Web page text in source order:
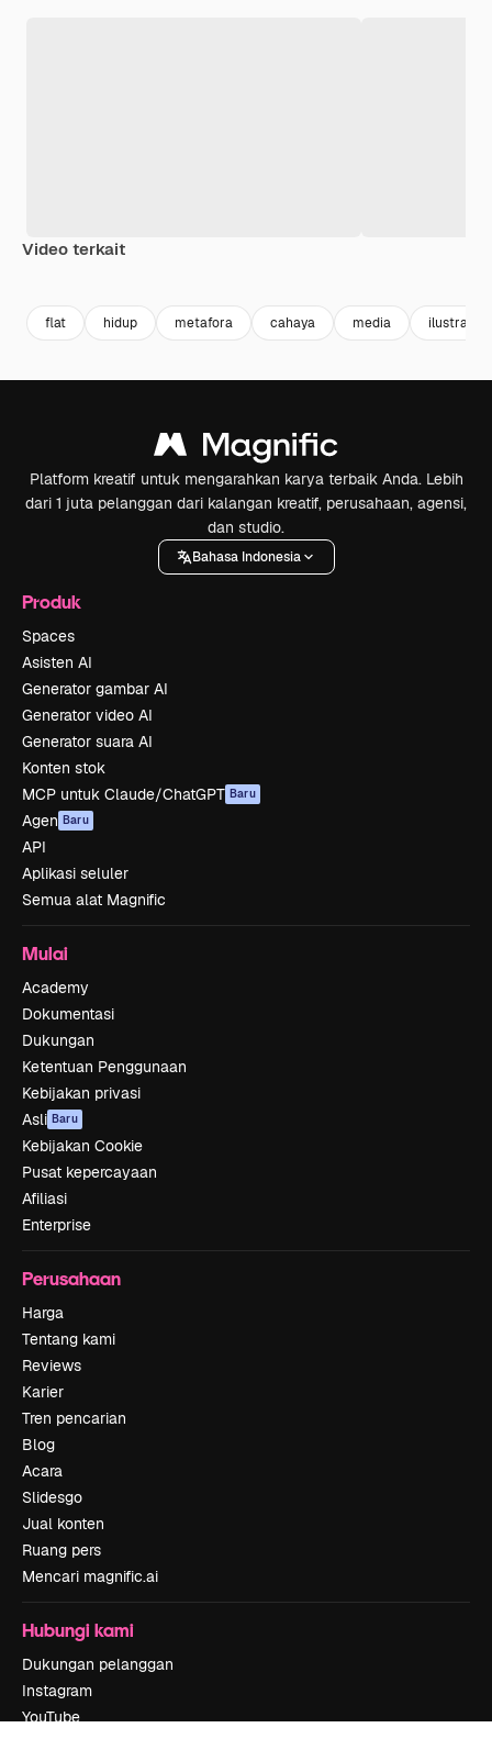
Video terkait
flat hidup metafora cahaya media ilustrasi
Platform kreatif untuk mengarahkan karya terbaik Anda. Lebih
dari 1 juta pelanggan dari kalangan kreatif, perusahaan, agensi,
dan studio.
Bahasa Indonesia
Produk
Spaces
Asisten AI
Generator gambar AI
Generator video AI
Generator suara AI
Konten stok
MCP untuk Claude/ChatGPT Baru
Agen Baru
API
Aplikasi seluler
Semua alat Magnific
Mulai
Academy
Dokumentasi
Dukungan
Ketentuan Penggunaan
Kebijakan privasi
Asli Baru
Kebijakan Cookie
Pusat kepercayaan
Afiliasi
Enterprise
Perusahaan
Harga
Tentang kami
Reviews
Karier
Tren pencarian
Blog
Acara
Slidesgo
Jual konten
Ruang pers
Mencari magnific.ai
Hubungi kami
Dukungan pelanggan
Instagram
YouTube